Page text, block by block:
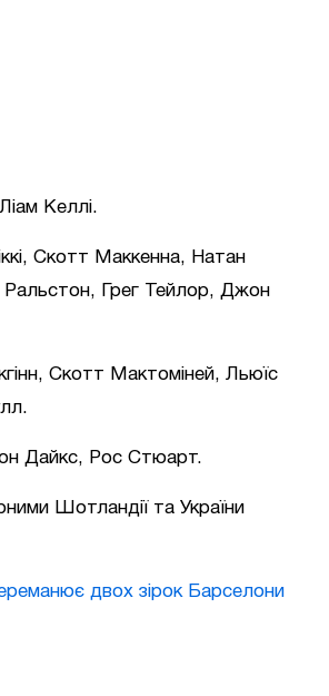
Келлі.
Скотт Маккенна, Натан
Грег Тейлор, Джон
Скотт Мактоміней, Льюїс
Дайкс, Рос Стюарт.
Шотландії та України
двох зірок Барселони